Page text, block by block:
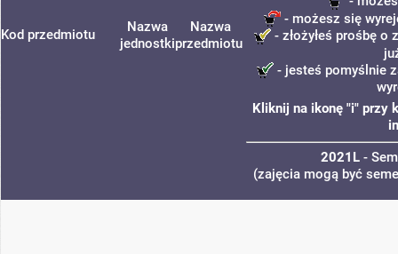
Kod przedmiotu
Nazwa
jednostki
Nazwa
przedmiotu
- możesz się
- złożyłeś prośbę
- jesteś pomyślnie
Kliknij na ikonę "i" przy
2021L-
(zajęcia mogą być